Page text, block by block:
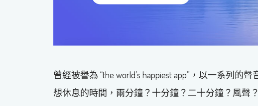
曾經被譽為 “the world’s happiest app”，以一系列
想休息的時間，兩分鐘？十分鐘？二十分鐘？風聲